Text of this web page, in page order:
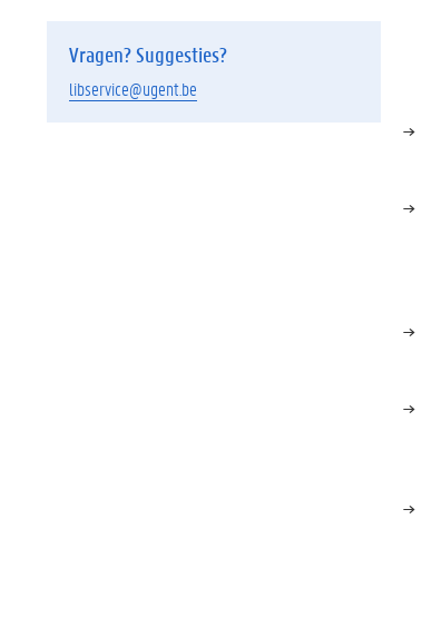
Vragen? Suggesties?
libservice@ugent.be